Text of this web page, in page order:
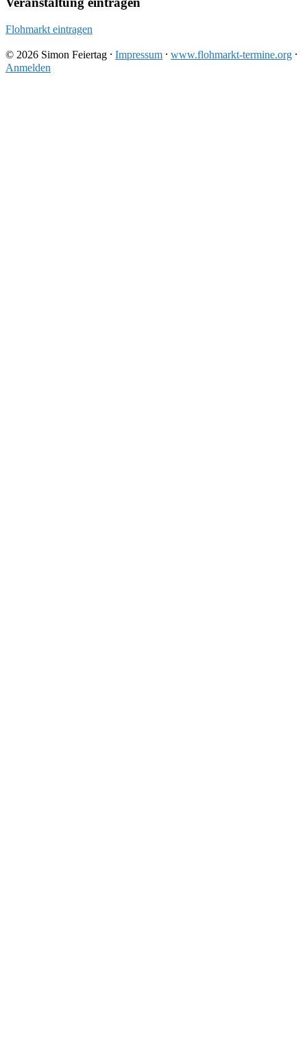
Flohmarkt eintragen
© 2026 Simon Feiertag ⸱ Impressum ⸱ www.flohmarkt-termine.org ⸱
Anmelden